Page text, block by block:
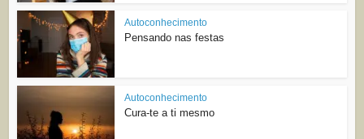
Autoconhecimento
Pensando nas festas
Autoconhecimento
Cura-te a ti mesmo